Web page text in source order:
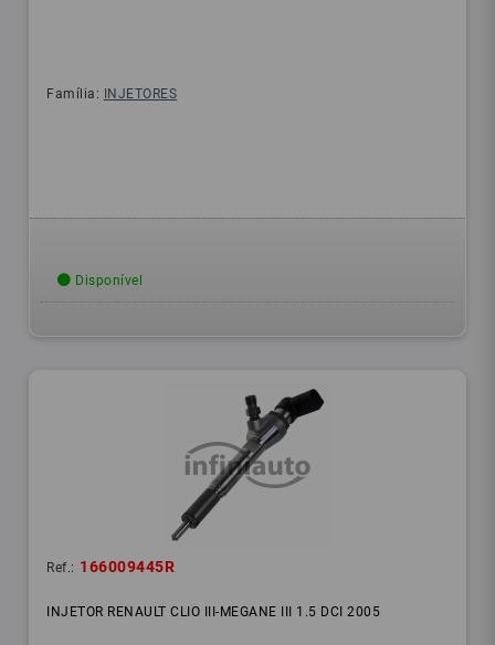
Família: INJETORES
Disponível
Ref.: 166009445R
INJETOR RENAULT CLIO III-MEGANE III 1.5 DCI 2005